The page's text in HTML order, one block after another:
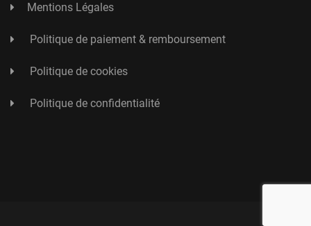
Mentions Légales
Politique de paiement & remboursement
Politique de cookies
Politique de confidentialité